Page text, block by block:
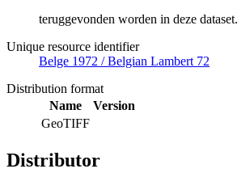
teruggevonden worden in deze dataset.
Unique resource identifier
Belge 1972 / Belgian Lambert 72
Distribution format
Name
Version
GeoTIFF
Distributor